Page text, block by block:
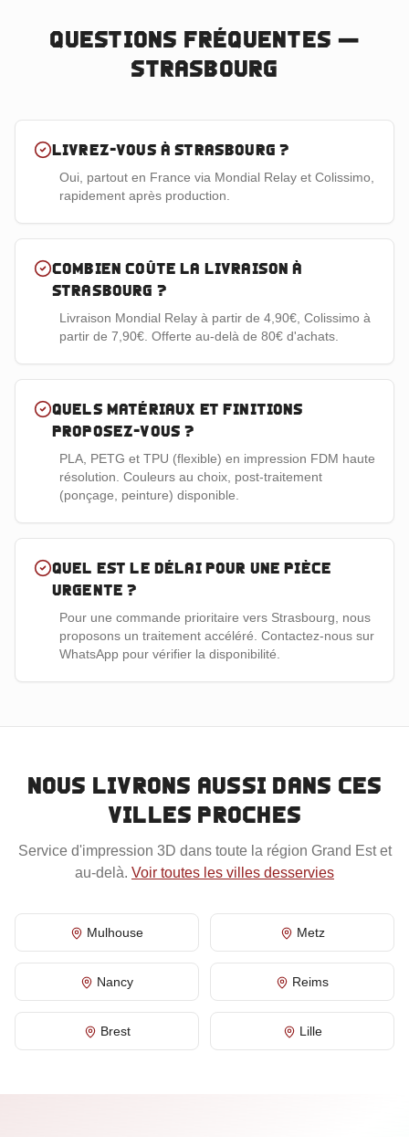
Questions fréquentes —
Strasbourg
Livrez-vous à Strasbourg ?
Oui, partout en France via Mondial Relay et Colissimo,
rapidement après production.
Combien coûte la livraison à
Strasbourg ?
Livraison Mondial Relay à partir de 4,90€, Colissimo à
partir de 7,90€. Offerte au-delà de 80€ d'achats.
Quels matériaux et finitions
proposez-vous ?
PLA, PETG et TPU (flexible) en impression FDM haute
résolution. Couleurs au choix, post-traitement
(ponçage, peinture) disponible.
Quel est le délai pour une pièce
urgente ?
Pour une commande prioritaire vers Strasbourg, nous
proposons un traitement accéléré. Contactez-nous sur
WhatsApp pour vérifier la disponibilité.
Nous livrons aussi dans ces
villes proches
Service d'impression 3D dans toute la région Grand Estet
au-delà. Voir toutes les villes desservies
Mulhouse Metz
Nancy Reims
Brest Lille